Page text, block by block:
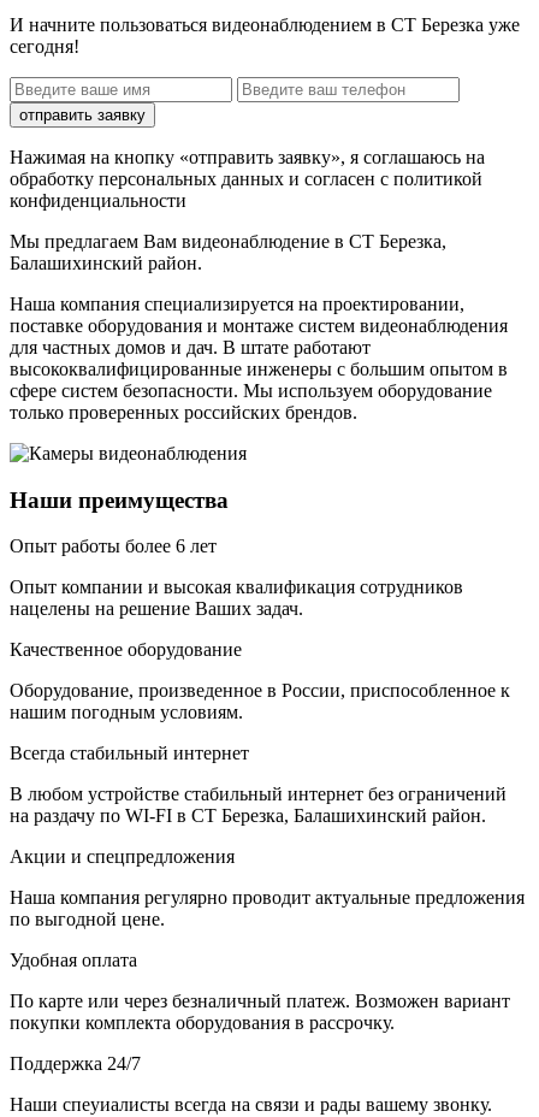
И начните пользоваться видеонаблюдением в СТ Березка уже
сегодня!
отправить заявку
Нажимая на кнопку «отправить заявку», я соглашаюсь на
обработку персональных данных и согласен с политикой
конфиденциальности
Мы предлагаем Вам видеонаблюдение в СТ Березка,
Балашихинский район.
Наша компания специализируется на проектировании,
поставке оборудования и монтаже систем видеонаблюдения
для частных домов и дач. В штате работают
высококвалифицированные инженеры с большим опытом в
сфере систем безопасности. Мы используем оборудование
только проверенных российских брендов.
Наши преимущества
Опыт работы более 6 лет
Опыт компании и высокая квалификация сотрудников
нацелены на решение Ваших задач.
Качественное оборудование
Оборудование, произведенное в России, приспособленное к
нашим погодным условиям.
Всегда стабильный интернет
В любом устройстве стабильный интернет без ограничений
на раздачу по WI-FI в СТ Березка, Балашихинский район.
Акции и спецпредложения
Наша компания регулярно проводит актуальные предложения
по выгодной цене.
Удобная оплата
По карте или через безналичный платеж. Возможен вариант
покупки комплекта оборудования в рассрочку.
Поддержка 24/7
Наши спеуиалисты всегда на связи и рады вашему звонку.